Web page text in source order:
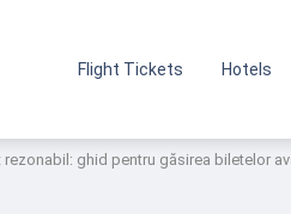
Flight Tickets Hotels
ghid pentru găsirea biletelor